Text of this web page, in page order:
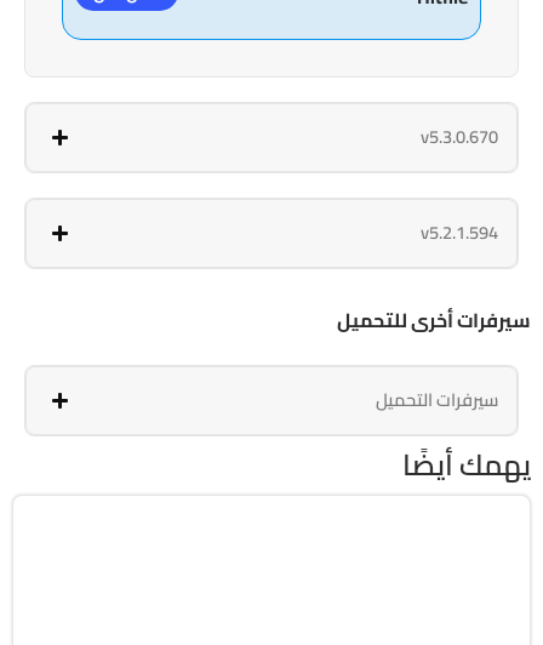
v5.3.0.670
v5.2.1.594
سيرفرات أخرى للتحميل
سيرفرات التحميل
يهمك أيضًا